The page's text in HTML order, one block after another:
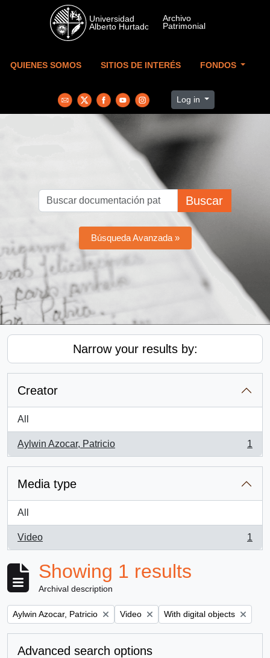
Skip to main content
QUIENES SOMOS SITIOS DE INTERÉS FONDOS
Log in
Buscar
Búsqueda Avanzada »
Narrow your results by:
Creator
All
Aylwin Azocar, Patricio
, 1 results
1
Media type
All
Video
, 1 results
1
Showing 1 results
Archival description
Remove filter:
Aylwin Azocar, Patricio Remove filter:
Video Remove filter:
With digital objects
Advanced search options